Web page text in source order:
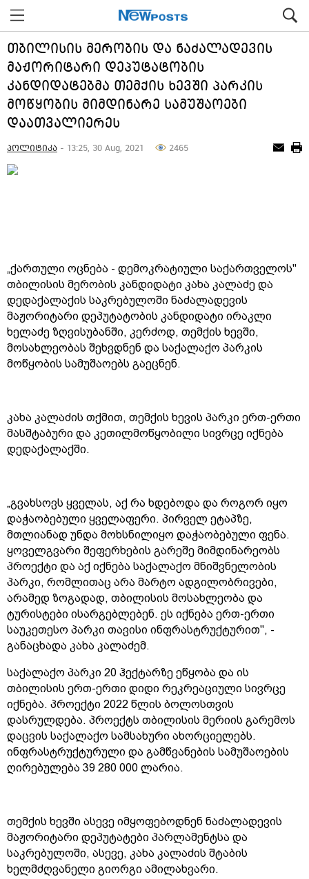
თბილისის მერობის და ნაძალადევის
მაჟორიტარი დეპუტატობის
კანდიდატებმა თემქის ხევში პარკის
მოწყობის მიმდინარე სამუშაოები
დაათვალიერეს
პოლიტიკა - 13:25, 30 Aug, 2021 2465
„ქართული ოცნება - დემოკრატიული საქართველოს"
თბილისის მერობის კანდიდატი კახა კალაძე და
დედაქალაქის საკრებულოში ნაძალადევის
მაჟორიტარი დეპუტატობის კანდიდატი ირაკლი
ხელაძე ზღვისუბანში, კერძოდ, თემქის ხევში,
მოსახლეობას შეხვდნენ და საქალაქო პარკის
მოწყობის სამუშაოებს გაეცნენ.
კახა კალაძის თქმით, თემქის ხევის პარკი ერთ-ერთი
მასშტაბური და კეთილმოწყობილი სივრცე იქნება
დედაქალაქში.
„გვახსოვს ყველას, აქ რა ხდებოდა და როგორ იყო
დაჭაობებული ყველაფერი. პირველ ეტაპზე,
მთლიანად უნდა მოხსნილიყო დაჭაობებული ფენა.
ყოველგვარი შეფერხების გარეშე მიმდინარეობს
პროექტი და აქ იქნება საქალაქო მნიშვნელობის
პარკი, რომლითაც არა მარტო ადგილობრივები,
არამედ ზოგადად, თბილისის მოსახლეობა და
ტურისტები ისარგებლებენ. ეს იქნება ერთ-ერთი
საუკეთესო პარკი თავისი ინფრასტრუქტურით", -
განაცხადა კახა კალაძემ.
საქალაქო პარკი 20 ჰექტარზე ეწყობა და ის
თბილისის ერთ-ერთი დიდი რეკრეაციული სივრცე
იქნება. პროექტი 2022 წლის ბოლოსთვის
დასრულდება. პროექტს თბილისის მერიის გარემოს
დაცვის საქალაქო სამსახური ახორციელებს.
ინფრასტრუქტურული და გამწვანების სამუშაოების
ღირებულება 39 280 000 ლარია.
თემქის ხევში ასევე იმყოფებოდნენ ნაძალადევის
მაჟორიტარი დეპუტატები პარლამენტსა და
საკრებულოში, ასევე, კახა კალაძის შტაბის
ხელმძღვანელი გიორგი ამილახვარი.